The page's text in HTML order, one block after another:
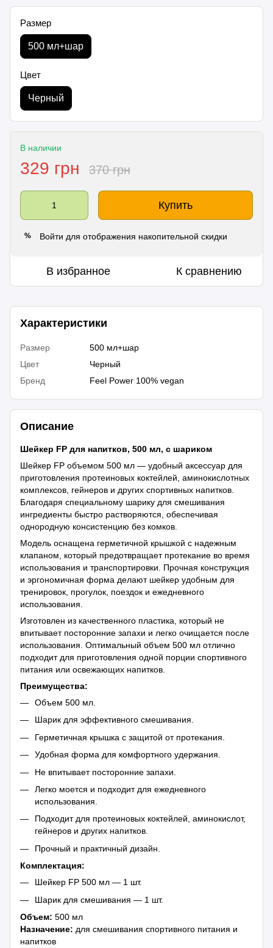
Размер
500 мл+шар
Цвет
Черный
В наличии
329 грн 370 грн
Купить
% Войти для отображения накопительной скидки
В избранное К сравнению
Характеристики
Размер
500 мл+шар
Цвет
Черный
Бренд
Feel Power 100% vegan
Описание
Шейкер FP для напитков, 500 мл, с шариком
Шейкер FP объемом 500 мл — удобный аксессуар для
приготовления протеиновых коктейлей, аминокислотных
комплексов, гейнеров и других спортивных напитков.
Благодаря специальному шарику для смешивания
ингредиенты быстро растворяются, обеспечивая
однородную консистенцию без комков.
Модель оснащена герметичной крышкой с надежным
клапаном, который предотвращает протекание во время
использования и транспортировки. Прочная конструкция
и эргономичная форма делают шейкер удобным для
тренировок, прогулок, поездок и ежедневного
использования.
Изготовлен из качественного пластика, который не
впитывает посторонние запахи и легко очищается после
использования. Оптимальный объем 500 мл отлично
подходит для приготовления одной порции спортивного
питания или освежающих напитков.
Преимущества:
Объем 500 мл.
Шарик для эффективного смешивания.
Герметичная крышка с защитой от протекания.
Удобная форма для комфортного удержания.
Не впитывает посторонние запахи.
Легко моется и подходит для ежедневного
использования.
Подходит для протеиновых коктейлей, аминокислот,
гейнеров и других напитков.
Прочный и практичный дизайн.
Комплектация:
Шейкер FP 500 мл — 1 шт.
Шарик для смешивания — 1 шт.
Объем: 500 мл
Назначение: для смешивания спортивного питания и
напитков